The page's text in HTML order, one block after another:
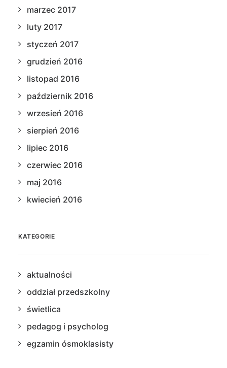
marzec 2017
luty 2017
styczeń 2017
grudzień 2016
listopad 2016
październik 2016
wrzesień 2016
sierpień 2016
lipiec 2016
czerwiec 2016
maj 2016
kwiecień 2016
KATEGORIE
aktualności
oddział przedszkolny
świetlica
pedagog i psycholog
egzamin ósmoklasisty